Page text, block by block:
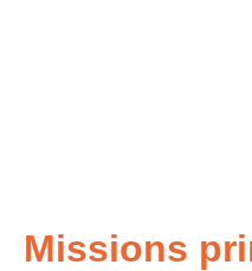
Missions